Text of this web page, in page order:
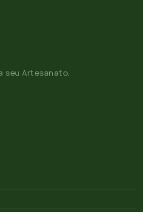
seu Artesanato.